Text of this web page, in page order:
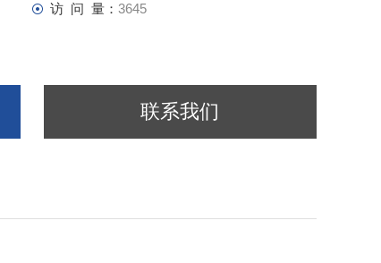
访 问 量： 3645
联系我们